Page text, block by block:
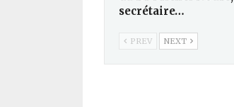
secrétaire…
PREV NEXT